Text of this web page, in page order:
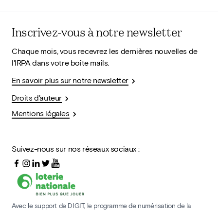
Inscrivez-vous à notre newsletter
Chaque mois, vous recevrez les dernières nouvelles de
l'IRPA dans votre boîte mails.
En savoir plus sur notre newsletter
Droits d'auteur
Mentions légales
Suivez-nous sur nos réseaux sociaux :
Avec le support de DIGIT, le programme de numérisation de la